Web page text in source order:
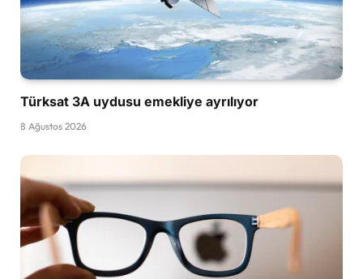
Türksat 3A uydusu emekliye ayrılıyor
8 Ağustos 2026